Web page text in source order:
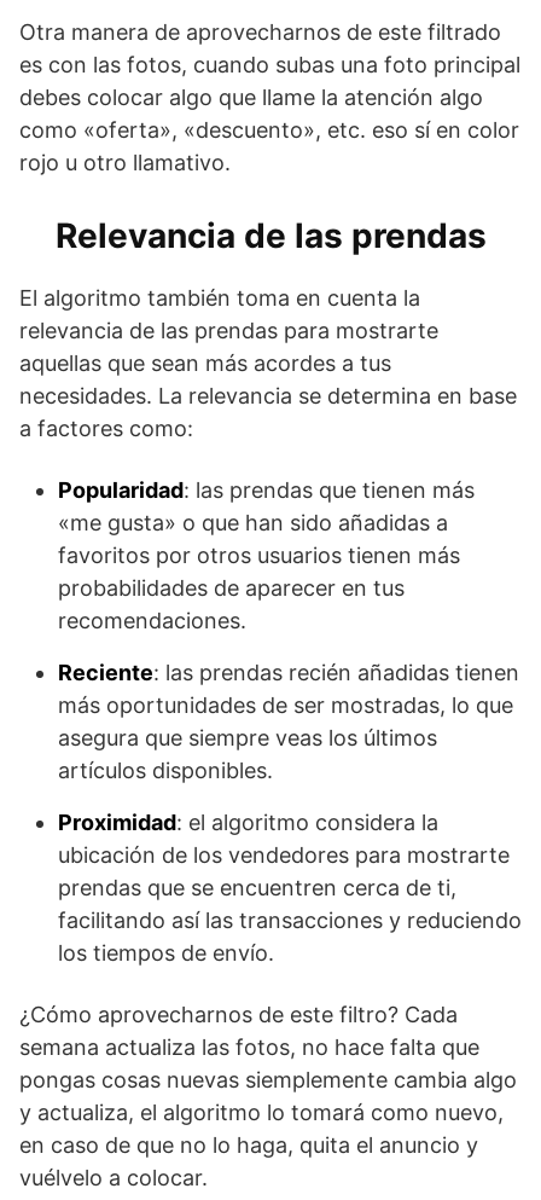
Otra manera de aprovecharnos de este filtrado
es con las fotos, cuando subas una foto principal
debes colocar algo que llame la atención algo
como «oferta», «descuento», etc. eso sí en color
rojo u otro llamativo.
Relevancia de las prendas
El algoritmo también toma en cuenta la
relevancia de las prendas para mostrarte
aquellas que sean más acordes a tus
necesidades. La relevancia se determina en base
a factores como:
Popularidad: las prendas que tienen más
«me gusta» o que han sido añadidas a
favoritos por otros usuarios tienen más
probabilidades de aparecer en tus
recomendaciones.
Reciente: las prendas recién añadidas tienen
más oportunidades de ser mostradas, lo que
asegura que siempre veas los últimos
artículos disponibles.
Proximidad: el algoritmo considera la
ubicación de los vendedores para mostrarte
prendas que se encuentren cerca de ti,
facilitando así las transacciones y reduciendo
los tiempos de envío.
¿Cómo aprovecharnos de este filtro? Cada
semana actualiza las fotos, no hace falta que
pongas cosas nuevas siemplemente cambia algo
y actualiza, el algoritmo lo tomará como nuevo,
en caso de que no lo haga, quita el anuncio y
vuélvelo a colocar.